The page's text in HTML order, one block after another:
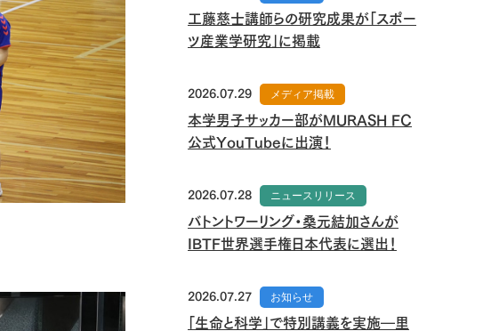
工藤慈士講師らの研究成果が「スポー
ツ産業学研究」に掲載
2026.07.29 メディア掲載
本学男子サッカー部がMURASH FC
公式YouTubeに出演！
2026.07.28 ニュースリリース
バトントワーリング・桑元結加さんが
IBTF世界選手権日本代表に選出！
2026.07.27 お知らせ
「生命と科学」で特別講義を実施―里